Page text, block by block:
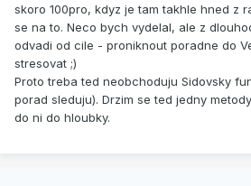
skoro 100pro, kdyz je tam takhle hned z
se na to. Neco bych vydelal, ale z
odvadi od cile - proniknout poradne do
stresovat ;)
Proto treba ted neobchoduju Sidovsky
porad sleduju). Drzim se ted jedny
do ni do hloubky.